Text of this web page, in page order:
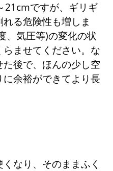
21cmですが、ギリギ
る危険性も増しま
、気圧等)の変化の状
ませてください。な
後で、ほんの少し空
余裕ができてより長
なり、そのままふく